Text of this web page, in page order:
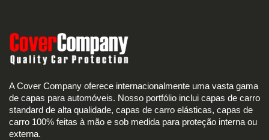
A Cover Company oferece internacionalmente uma vasta gama
de capas para automóveis. Nosso portfólio inclui capas de carro
standard de alta qualidade, capas de carro elásticas, capas de
carro 100% feitas à mão e sob medida para proteção interna ou
externa.